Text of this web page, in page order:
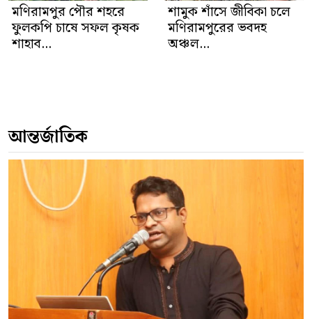
মণিরামপুর পৌর শহরে
ফুলকপি চাষে সফল কৃষক
শাহাব...
শামুক শাঁসে জীবিকা চলে
মণিরামপুরের ভবদহ
অঞ্চল...
আন্তর্জাতিক